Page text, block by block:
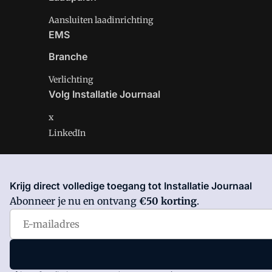
Aansluiten laadinrichting
EMS
Branche
Verlichting
Volg Installatie Journaal
x
LinkedIn
Installatie Journaal is onderdeel van VMN media. Lees in
VoorwaardenenPrivacy en Cookie beleid
Krijg direct volledige toegang tot Installatie Journaal
Abonneer je nu en ontvang €50 korting.